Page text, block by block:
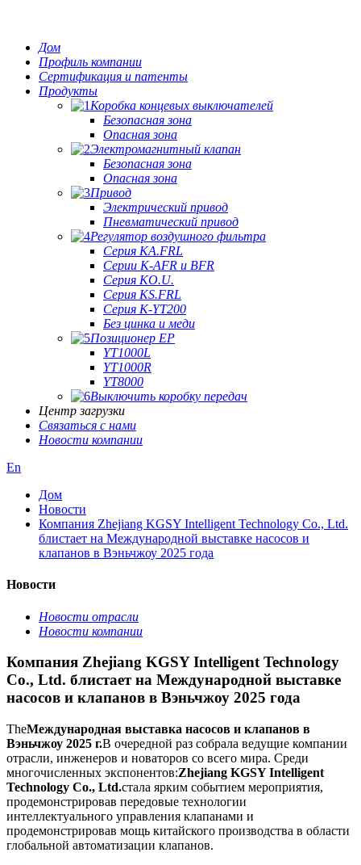
Дом
Профиль компании
Сертификация и патенты
Продукты
Коробка концевых выключателей
Безопасная зона
Опасная зона
Электромагнитный клапан
Безопасная зона
Опасная зона
Привод
Электрический привод
Пневматический привод
Регулятор воздушного фильтра
Серия KA.FRL
Серии K-AFR и BFR
Серия KO.U.
Серия KS.FRL
Серия K-YT200
Без цинка и меди
Позиционер EP
YT1000L
YT1000R
YT8000
Выключить коробку передач
Центр загрузки
Связаться с нами
Новости компании
En
Дом
Новости
Компания Zhejiang KGSY Intelligent Technology Co., Ltd.
блистает на Международной выставке насосов и
клапанов в Вэньчжоу 2025 года
Новости
Новости отрасли
Новости компании
Компания Zhejiang KGSY Intelligent Technology
Co., Ltd. блистает на Международной выставке
насосов и клапанов в Вэньчжоу 2025 года
TheМеждународная выставка насосов и клапанов в
Вэньчжоу 2025 г.В очередной раз собрала ведущие компании
отрасли, инженеров и новаторов со всего мира. Среди
многочисленных экспонентов:Zhejiang KGSY Intelligent
Technology Co., Ltd.стала ярким событием мероприятия,
продемонстрировав передовые технологии
интеллектуального управления клапанами и
продемонстрировав мощь китайского производства в области
глобальной автоматизации клапанов.